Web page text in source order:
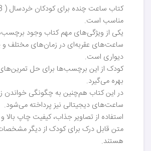
مناسب است.
یکی از ویژگی‌های مهم کتاب وجود
ساعت‌های عقربه‌ای در زمان‌های مختلف و
دیواری است.
کودک از این برچسب‌ها برای حل
بهره می‌گیرد.
در این کتاب هم‌چنین به چگونگی خواندن
ساعت‌های دیجیتالی نیز پرداخته می‌شود.
استفاده از تصاویر جذاب، کیفیت چاپ بالا
متن قابل درک برای کودک از دیگر
هستند.